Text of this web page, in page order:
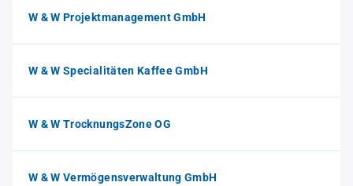
W & W Projektmanagement GmbH
W & W Specialitäten Kaffee GmbH
W & W TrocknungsZone OG
W & W Vermögensverwaltung GmbH